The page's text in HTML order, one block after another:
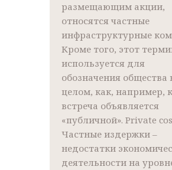
размещающим акции,
относятся частные
инфраструктурные
Кроме того, этот
используется для
обозначения общества
целом, как, например,
встреча объявляется
«публичной». Private
Частные издержки –
недостатки
деятельности на